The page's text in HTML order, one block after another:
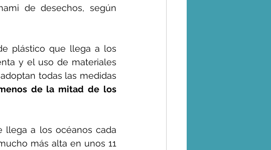
de desechos, según
plástico que llega a los
y el uso de materiales
todas las medidas
de la mitad de los
llega a los océanos cada
más alta en unos 11